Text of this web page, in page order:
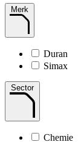
Merk
Duran
Simax
Sector
Chemie